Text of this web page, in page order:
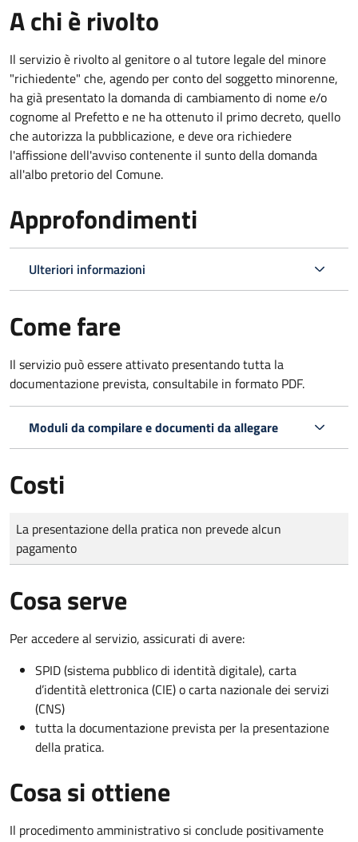
A chi è rivolto
Il servizio è rivolto al genitore o al tutore legale del minore
"richiedente" che, agendo per conto del soggetto minorenne,
ha già presentato la domanda di cambiamento di nome e/o
cognome al Prefetto e ne ha ottenuto il primo decreto, quello
che autorizza la pubblicazione, e deve ora richiedere
l'affissione dell'avviso contenente il sunto della domanda
all'albo pretorio del Comune.
Approfondimenti
Ulteriori informazioni
Come fare
Il servizio può essere attivato presentando tutta la
documentazione prevista, consultabile in formato PDF.
Moduli da compilare e documenti da allegare
Costi
Tipo di pagamento
Importo
La presentazione della pratica non prevede alcun
pagamento
Cosa serve
Per accedere al servizio, assicurati di avere:
SPID (sistema pubblico di identità digitale), carta
d’identità elettronica (CIE) o carta nazionale dei servizi
(CNS)
tutta la documentazione prevista per la presentazione
della pratica.
Cosa si ottiene
Il procedimento amministrativo si conclude positivamente